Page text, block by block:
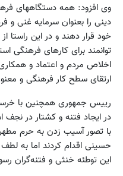
وی افزود: همه دستگاههای
دینی را بعنوان سرمایه غنی و
خود قرار دهند و در این راستا
توانمند برای کارهای فرهنگی
اخلاص مردم و اعتماد و
ارتقای سطح کار فرهنگی و
رییس جمهوری همچنین با
در ایجاد فتنه و کشتار در
با تصور آسیب زدن به حرم
حسینی اقدام کردند اما به
این توطئه خنثی و فتنه‌گران